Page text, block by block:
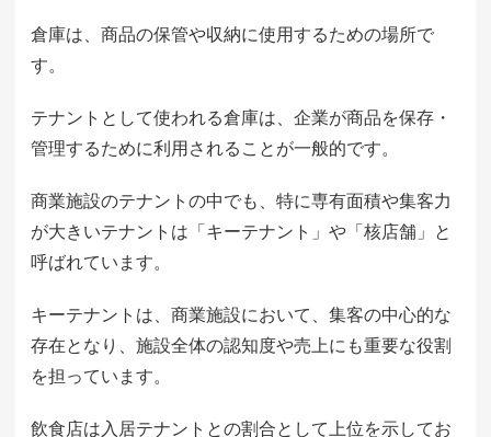
倉庫は、商品の保管や収納に使用するための場所で
す。
テナントとして使われる倉庫は、企業が商品を保存・
管理するために利用されることが一般的です。
商業施設のテナントの中でも、特に専有面積や集客力
が大きいテナントは「キーテナント」や「核店舗」と
呼ばれています。
キーテナントは、商業施設において、集客の中心的な
存在となり、施設全体の認知度や売上にも重要な役割
を担っています。
飲食店は入居テナントとの割合として上位を示してお